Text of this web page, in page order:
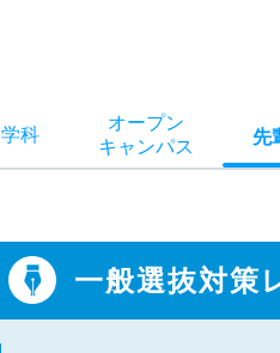
学科
オープン
キャンパス 先
一般選抜対策